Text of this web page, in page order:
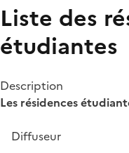
Liste des
étudiantes
Description
Les résidences
Diffuseur